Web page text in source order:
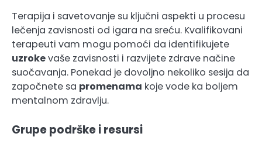
Terapija i savetovanje su ključni aspekti u procesu
lečenja zavisnosti od igara na sreću. Kvalifikovani
terapeuti vam mogu pomoći da identifikujete
uzrokevaše zavisnosti i razvijete zdrave načine
suočavanja. Ponekad je dovoljno nekoliko sesija da
započnete sa promenama koje vode ka boljem
mentalnom zdravlju.
Grupe podrške i resursi